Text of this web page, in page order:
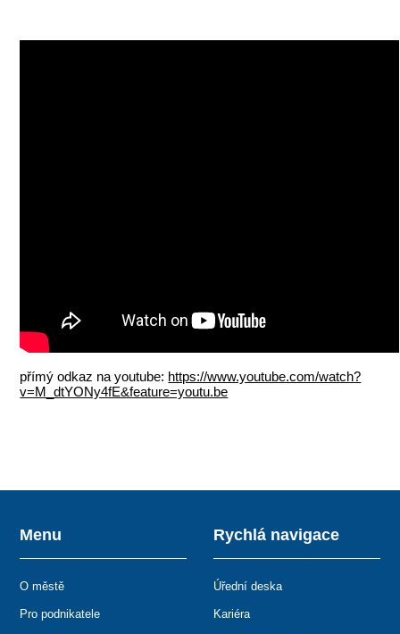
přímý odkaz na youtube: https://www.youtube.com/watch?
v=M_dtYONy4fE&feature=youtu.be
Menu
O městě
Pro podnikatele
Rychlá navigace
Úřední deska
Kariéra